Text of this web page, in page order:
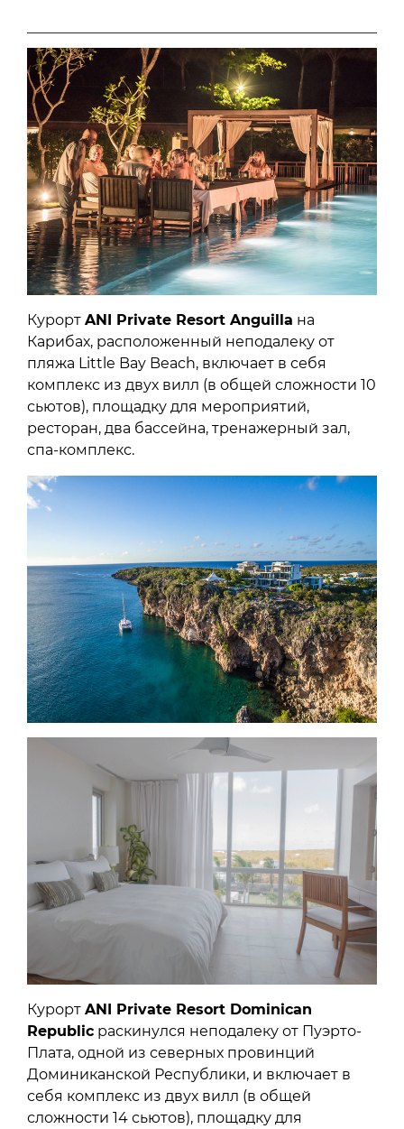
Курорт ANI Private Resort Anguilla на
Карибах, расположенный неподалеку от
пляжа Little Bay Beach, включает в себя
комплекс из двух вилл (в общей сложности 10
сьютов), площадку для мероприятий,
ресторан, два бассейна, тренажерный зал,
спа-комплекс.
Курорт ANI Private Resort Dominican
Republic раскинулся неподалеку от Пуэрто-
Плата, одной из северных провинций
Доминиканской Республики, и включает в
себя комплекс из двух вилл (в общей
сложности 14 сьютов), площадку для